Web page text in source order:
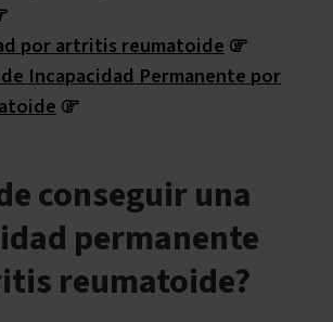
por artritis reumatoide
Incapacidad Permanente por
conseguir una
permanente
reumatoide?